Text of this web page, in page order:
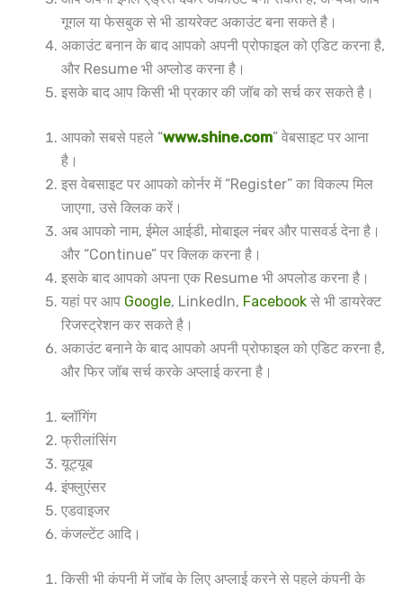
गूगल या फेसबुक से भी डायरेक्ट अकाउंट बना सकते है।
अकाउंट बनान के बाद आपको अपनी प्रोफाइल को एडिट करना है,
और Resume भी अप्लोड करना है।
इसके बाद आप किसी भी प्रकार की जॉब को सर्च कर सकते है।
आपको सबसे पहले “www.shine.com” वेबसाइट पर आना
है।
इस वेबसाइट पर आपको कोर्नर में “Register” का विकल्प मिल
जाएगा, उसे क्लिक करें।
अब आपको नाम, ईमेल आईडी, मोबाइल नंबर और पासवर्ड देना है।
और “Continue” पर क्लिक करना है।
इसके बाद आपको अपना एक Resume भी अपलोड करना है।
यहां पर आप Google, LinkedIn, Facebook से भी डायरेक्ट
रिजस्ट्रेशन कर सकते है।
अकाउंट बनाने के बाद आपको अपनी प्रोफाइल को एडिट करना है,
और फिर जॉब सर्च करके अप्लाई करना है।
ब्लॉगिंग
फ्रीलांसिंग
यूट्यूब
इंफ्लुएंसर
एडवाइजर
कंजल्टेंट आदि।
किसी भी कंपनी में जॉब के लिए अप्लाई करने से पहले कंपनी के